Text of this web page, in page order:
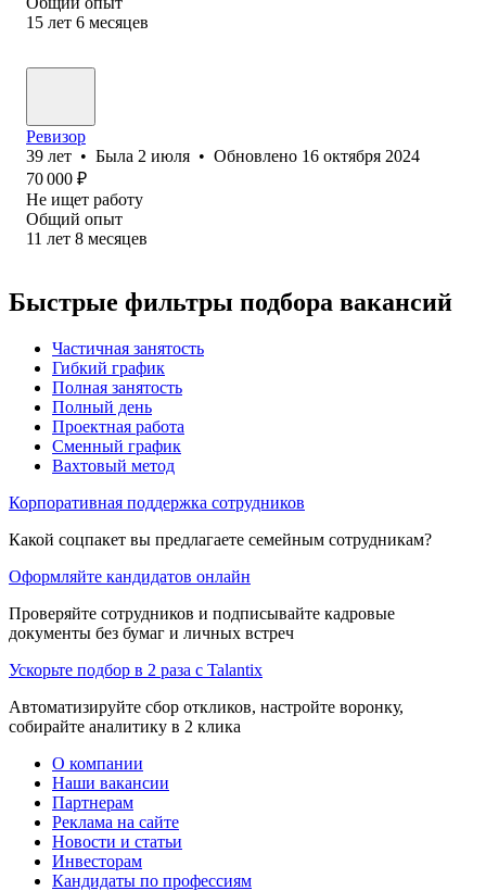
15 лет 6 месяцев
Ревизор
39 лет • Была 2 июля • Обновлено 16 октября 2024
70 000 ₽
Не ищет работу
Общий опыт
11 лет 8 месяцев
Быстрые фильтры подбора вакансий
Частичная занятость
Гибкий график
Полная занятость
Полный день
Проектная работа
Сменный график
Вахтовый метод
Корпоративная поддержка сотрудников
Какой соцпакет вы предлагаете семейным сотрудникам?
Оформляйте кандидатов онлайн
Проверяйте сотрудников и подписывайте кадровые
документы без бумаг и личных встреч
Ускорьте подбор в 2 раза с Talantix
Автоматизируйте сбор откликов, настройте воронку,
собирайте аналитику в 2 клика
О компании
Наши вакансии
Партнерам
Реклама на сайте
Новости и статьи
Инвесторам
Кандидаты по профессиям